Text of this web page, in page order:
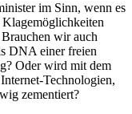
im Sinn, wenn es
wir auch
DNA einer freien
Oder wird mit dem
Technologien,
zementiert?